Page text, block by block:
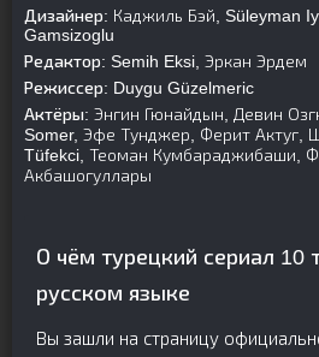
Дизайнер: Каджиль Бэй, Süleyman
Gamsizoglu
Редактор: Semih Eksi, Эркан Эрдем
Режиссер: Duygu Güzelmeric
Актёры: Энгин Гюнайдын, Девин
Somer, Эфе Тунджер, Ферит Актуг,
Tüfekci, Теоман Кумбараджибаши,
Акбашогуллары
О чём турецкий сериал 10
русском языке
Вы зашли на страницу